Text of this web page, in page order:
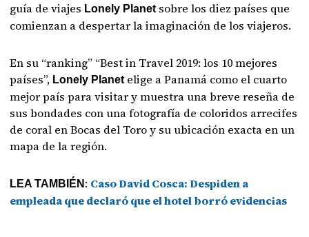
guía de viajes Lonely Planetsobre los diez países que
comienzan a despertar la imaginación de los viajeros.
En su “ranking” “Best in Travel 2019: los 10 mejores
países”, Lonely Planetelige a Panamá como el cuarto
mejor país para visitar y muestra una breve reseña de
sus bondades con una fotografía de coloridos arrecifes
de coral en Bocas del Toro y su ubicación exacta en un
mapa de la región.
LEA TAMBIÉN : Caso David Cosca: Despiden a
empleada que declaró que el hotel borró evidencias